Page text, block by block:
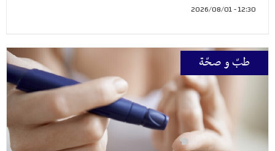
12:30 - 2026/08/01
طبّ و صحّة